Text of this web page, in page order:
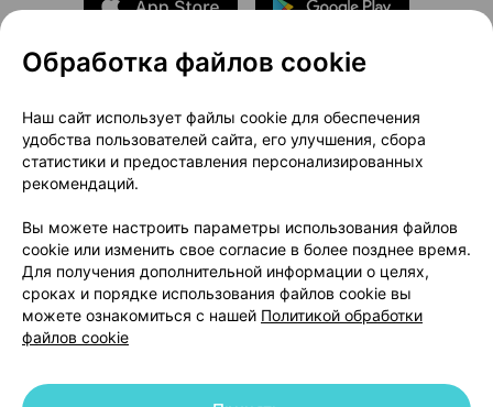
О проекте
Новости проекта
Размещение рекламы
Медицинский маркетинг
Публичный договор
Доставка
Способы оплаты
Вакансии
Партнеры
Написать руководителю 103.by
Написать в поддержку
Персональные настройки Cookie
Обработка файлов cookie
Наш сайт использует файлы cookie для обеспечения
удобства пользователей сайта, его улучшения, сбора
статистики и предоставления персонализированных
рекомендаций.
Вы можете настроить параметры использования файлов
cookie или изменить свое согласие в более позднее время.
Для получения дополнительной информации о целях,
сроках и порядке использования файлов cookie вы
можете ознакомиться с нашей Политикой обработки
файлов cookie